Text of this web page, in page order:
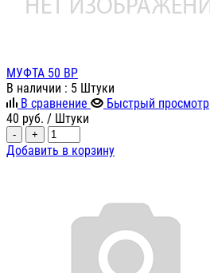
МУФТА 50 ВР
В наличии : 5 Штуки
В сравнение
Быстрый просмотр
40 руб. / Штуки
- +
Добавить в корзину